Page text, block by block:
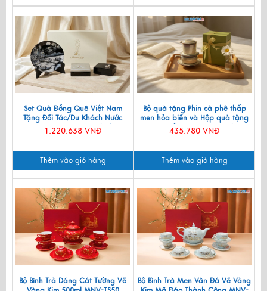
Set Quà Đồng Quê Việt Nam
Tặng Đối Tác/Du Khách Nước
Ngoài - Đĩa Sơn Mài/ Hộp
1.220.638 VNĐ
Thêm vào giỏ hàng
Bộ quà tặng Phin cà phê thấp
men hỏa biến và Hộp quà tặng
cao cấp MNV-CFVH03/2
435.780 VNĐ
Thêm vào giỏ hàng
Bộ Bình Trà Dáng Cát Tường Vẽ
Bộ Bình Trà Men Vân Đá Vẽ Vàng